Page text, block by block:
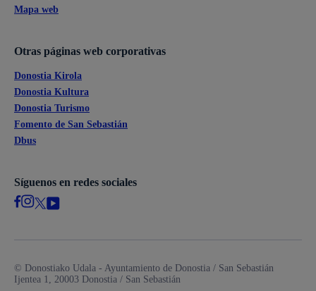
Mapa web
Otras páginas web corporativas
Donostia Kirola
Donostia Kultura
Donostia Turismo
Fomento de San Sebastián
Dbus
Síguenos en redes sociales
© Donostiako Udala - Ayuntamiento de Donostia / San Sebastián
Ijentea 1, 20003 Donostia / San Sebastián